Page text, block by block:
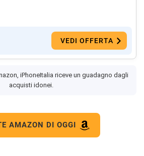
VEDI OFFERTA
iPhoneItalia riceve un guadagno dagli
acquisti idonei.
AMAZON DI OGGI